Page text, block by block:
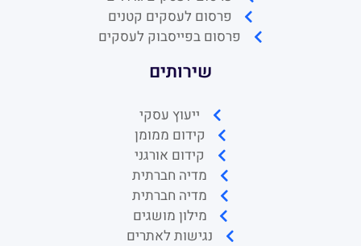
ייעוץ עסקי
קידום ממומן
מדיה חברתית
מילון מושגים
נגישות לאתרים
כרטיס ביקור דיגיטלי
בניית דף נחיתה
בניית אתר תדמית לעסק
בניית אתר חנות
הודעת ווצאפ ללא איש קשר